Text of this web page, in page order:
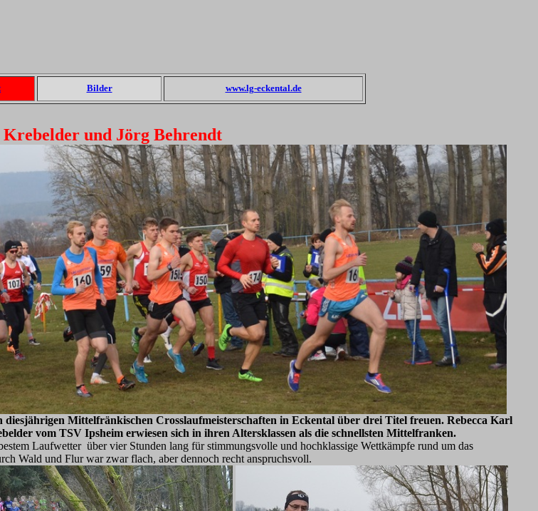
Bilder www.lg-eckental.de
und Jörg Behrendt
Mittelfränkischen Crosslaufmeisterschaften in Eckental über drei Titel freuen. Rebecca Karl
vom TSV Ipsheim erwiesen sich in ihren Altersklassen als die schnellsten Mittelfranken.
Laufwetter über vier Stunden lang für stimmungsvolle und hochklassige Wettkämpfe rund um das
Wald und Flur war zwar flach, aber dennoch recht anspruchsvoll.